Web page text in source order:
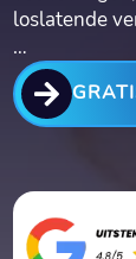
loslatende
…
